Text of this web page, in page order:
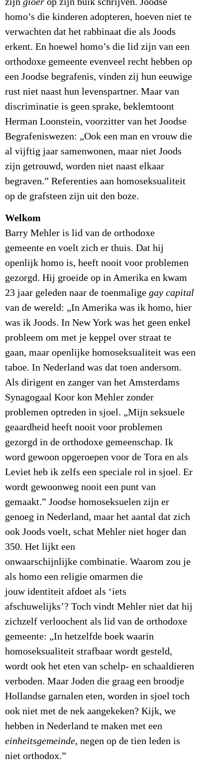
homo’s die kinderen adopteren, hoeven niet te
verwachten dat het rabbinaat die als Joods
erkent. En hoewel homo’s die lid zijn van een
orthodoxe gemeente evenveel recht hebben op
een Joodse begrafenis, vinden zij hun eeuwige
rust niet naast hun levenspartner. Maar van
discriminatie is geen sprake, beklemtoont
Herman Loonstein, voorzitter van het Joodse
Begrafeniswezen: „Ook een man en vrouw die
al vijftig jaar samenwonen, maar niet Joods
zijn getrouwd, worden niet naast elkaar
begraven.” Referenties aan homoseksualiteit
op de grafsteen zijn uit den boze.
Welkom
Barry Mehler is lid van de orthodoxe
gemeente en voelt zich er thuis. Dat hij
openlijk homo is, heeft nooit voor problemen
gezorgd. Hij groeide op in Amerika en kwam
23 jaar geleden naar de toenmalige gay capital
van de wereld: „In Amerika was ik homo, hier
was ik Joods. In New York was het geen enkel
probleem om met je keppel over straat te
gaan, maar openlijke homoseksualiteit was een
taboe. In Nederland was dat toen andersom.
Als dirigent en zanger van het Amsterdams
Synagogaal Koor kon Mehler zonder
problemen optreden in sjoel. „Mijn seksuele
geaardheid heeft nooit voor problemen
gezorgd in de orthodoxe gemeenschap. Ik
word gewoon opgeroepen voor de Tora en als
Leviet heb ik zelfs een speciale rol in sjoel. Er
wordt gewoonweg nooit een punt van
gemaakt.” Joodse homoseksuelen zijn er
genoeg in Nederland, maar het aantal dat zich
ook Joods voelt, schat Mehler niet hoger dan
350. Het lijkt een
onwaarschijnlijke combinatie. Waarom zou je
als homo een religie omarmen die
jouw identiteit afdoet als ‘iets
afschuwelijks’? Toch vindt Mehler niet dat hij
zichzelf verloochent als lid van de orthodoxe
gemeente: „In hetzelfde boek waarin
homoseksualiteit strafbaar wordt gesteld,
wordt ook het eten van schelp- en schaaldieren
verboden. Maar Joden die graag een broodje
Hollandse garnalen eten, worden in sjoel toch
ook niet met de nek aangekeken? Kijk, we
hebben in Nederland te maken met een
einheitsgemeinde, negen op de tien leden is
niet orthodox.”